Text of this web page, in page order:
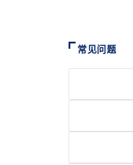
常见问题